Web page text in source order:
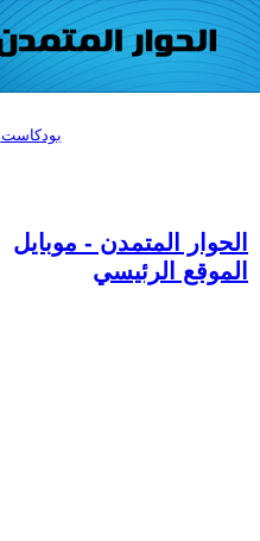
بودكاست
الحوار المتمدن - موبايل
الموقع الرئيسي